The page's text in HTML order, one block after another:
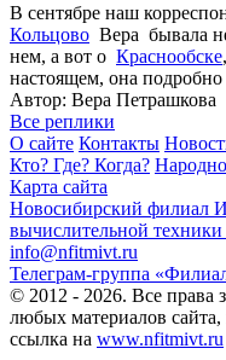
В сентябре наш
Кольцово Вера бывала
нем, а вот о Краснообске
настоящем, она подробно
Автор: Вера Петрашкова
Все реплики
О сайте Контакты
Кто? Где? Когда?
Карта сайта
Новосибирский филиал
вычислительной
info@nfitmivt.ru
Телеграм-группа
© 2012 - 2026. Все
любых материалов
ссылка на www.nfitmivt.ru